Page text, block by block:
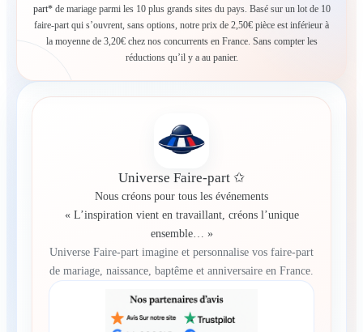
part*de mariage parmi les 10 plus grands sites du pays. Basé sur un lot de 10
faire-part qui s’ouvrent, sans options, notre prix de 2,50€ pièce est inférieur à
la moyenne de 3,20€ chez nos concurrents en France. Sans compter les
réductions qu’il y a au panier.
Universe Faire-part ✩
Nous créons pour tous les événements
« L’inspiration vient en travaillant, créons l’unique
ensemble… »
Universe Faire-part imagine et personnalise vos faire-part
de mariage, naissance, baptême et anniversaire en France.